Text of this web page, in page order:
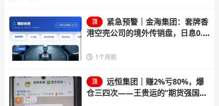
顶
紧急预警｜金海集团：套牌香
港空壳公司的境外传销盘，日息0.3
1个月前
顶
远恒集团｜赚2%亏80%，爆
仓三四次——王贵运的“期货强国